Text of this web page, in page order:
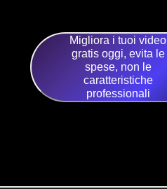
Migliora i tuoi video
gratis oggi, evita le
spese, non le
caratteristiche
professionali